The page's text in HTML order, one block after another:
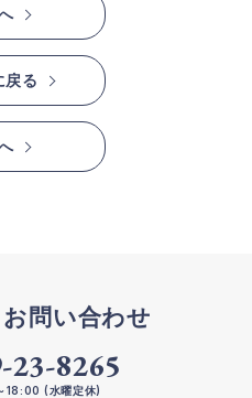
戻る
問い合わせ
23-8265
18:00 (水曜定休)